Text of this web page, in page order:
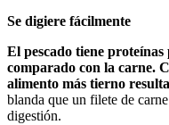
Se digiere fácilmente
El pescado tiene proteínas
comparado con la carne.
alimento más tierno
blanda que un filete de
digestión.